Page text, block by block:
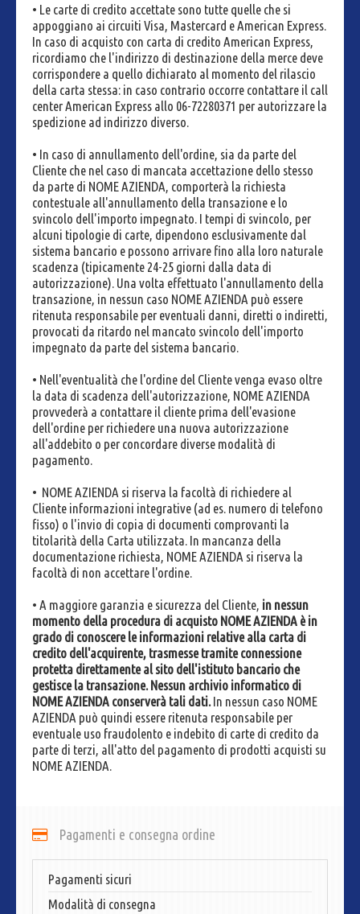
• Le carte di credito accettate sono tutte quelle che si
appoggiano ai circuiti Visa, Mastercard e American Express.
In caso di acquisto con carta di credito American Express,
ricordiamo che l'indirizzo di destinazione della merce deve
corrispondere a quello dichiarato al momento del rilascio
della carta stessa: in caso contrario occorre contattare il call
center American Express allo 06-72280371 per autorizzare la
spedizione ad indirizzo diverso.
• In caso di annullamento dell'ordine, sia da parte del
Cliente che nel caso di mancata accettazione dello stesso
da parte di NOME AZIENDA, comporterà la richiesta
contestuale all'annullamento della transazione e lo
svincolo dell'importo impegnato. I tempi di svincolo, per
alcuni tipologie di carte, dipendono esclusivamente dal
sistema bancario e possono arrivare fino alla loro naturale
scadenza (tipicamente 24-25 giorni dalla data di
autorizzazione). Una volta effettuato l'annullamento della
transazione, in nessun caso NOME AZIENDA può essere
ritenuta responsabile per eventuali danni, diretti o indiretti,
provocati da ritardo nel mancato svincolo dell'importo
impegnato da parte del sistema bancario.
• Nell'eventualità che l'ordine del Cliente venga evaso oltre
la data di scadenza dell'autorizzazione, NOME AZIENDA
provvederà a contattare il cliente prima dell'evasione
dell'ordine per richiedere una nuova autorizzazione
all'addebito o per concordare diverse modalità di
pagamento.
• NOME AZIENDA si riserva la facoltà di richiedere al
Cliente informazioni integrative (ad es. numero di telefono
fisso) o l'invio di copia di documenti comprovanti la
titolarità della Carta utilizzata. In mancanza della
documentazione richiesta, NOME AZIENDA si riserva la
facoltà di non accettare l'ordine.
• A maggiore garanzia e sicurezza del Cliente, in nessun
momento della procedura di acquisto NOME AZIENDA è in
grado di conoscere le informazioni relative alla carta di
credito dell'acquirente, trasmesse tramite connessione
protetta direttamente al sito dell'istituto bancario che
gestisce la transazione. Nessun archivio informatico di
NOME AZIENDA conserverà tali dati.In nessun caso NOME
AZIENDA può quindi essere ritenuta responsabile per
eventuale uso fraudolento e indebito di carte di credito da
parte di terzi, all'atto del pagamento di prodotti acquisti su
NOME AZIENDA.
Pagamenti e consegna ordine
Pagamenti sicuri
Modalità di consegna